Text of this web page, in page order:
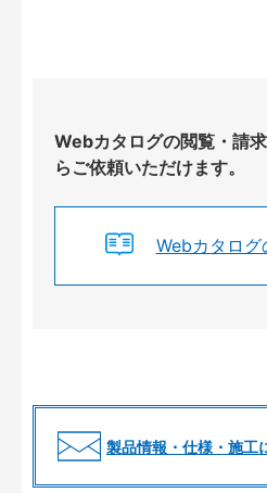
Webカタログの閲覧・請
らご依頼いただけます。
Webカタロ
製品情報・仕様・施工